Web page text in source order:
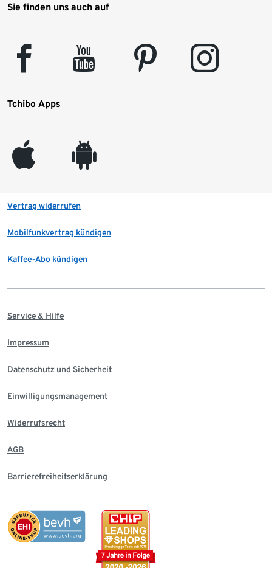
Sie finden uns auch auf
facebook youtube pinterest instagram
Tchibo Apps
appleinc android
Vertrag widerrufen
Mobilfunkvertrag kündigen
Kaffee-Abo kündigen
Service & Hilfe
Impressum
Datenschutz und Sicherheit
Einwilligungsmanagement
Widerrufsrecht
AGB
Barrierefreiheitserklärung